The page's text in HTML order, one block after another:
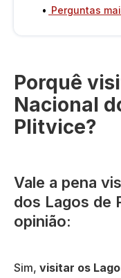
Perguntas
Porquê
Nacional
Plitvice?
Vale a pena
dos Lagos de
opinião:
Sim, visitar os